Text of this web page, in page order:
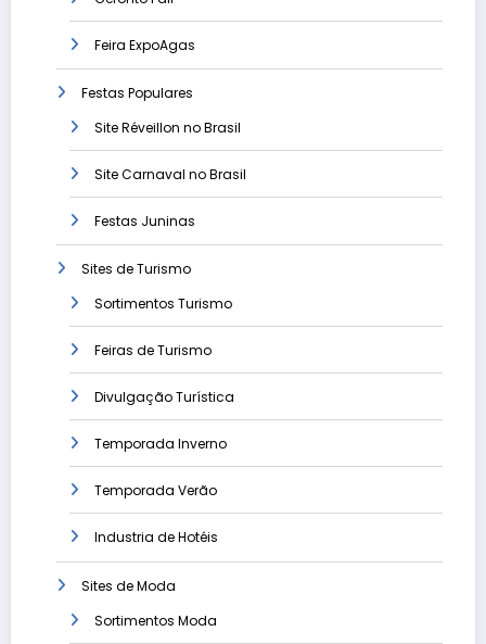
Feira ExpoAgas
Festas Populares
Site Réveillon no Brasil
Site Carnaval no Brasil
Festas Juninas
Sites de Turismo
Sortimentos Turismo
Feiras de Turismo
Divulgação Turística
Temporada Inverno
Temporada Verão
Industria de Hotéis
Sites de Moda
Sortimentos Moda